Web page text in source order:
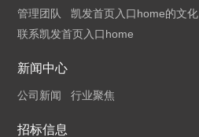
管理团队
凯发首页入口home的文化
联系凯发首页入口home
新闻中心
公司新闻 行业聚焦
招标信息